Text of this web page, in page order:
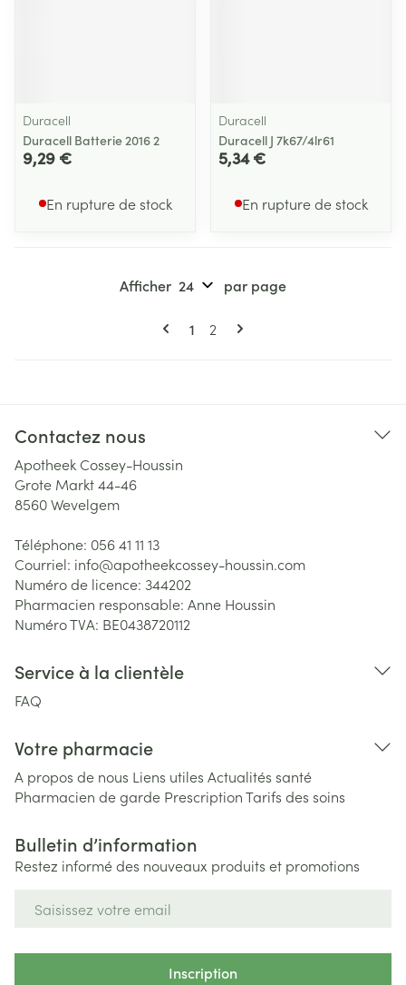
Duracell
Duracell Batterie 2016 2
9,29 €
En rupture de stock
Duracell
Duracell J 7k67/4lr61
5,34 €
En rupture de stock
Pages
Vous lisez actuellement la page
1 Page
2
Afficher par page
Contactez nous
Apotheek Cossey-Houssin
Grote Markt 44-46
8560Wevelgem
Téléphone: 056 41 11 13
Courriel: info@apotheekcossey-houssin.com
Numéro de licence: 344202
Pharmacien responsable: Anne Houssin
Numéro TVA: BE0438720112
Service à la clientèle
FAQ
Votre pharmacie
A propos de nous Liens utiles Actualités santé
Pharmacien de garde PrescriptionTarifs des soins
Bulletin d’information
Restez informé des nouveaux produits et promotions
Inscription